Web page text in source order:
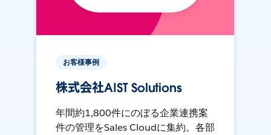
お客様事例
株式会社AIST Solutions
年間約1,800件にのぼる企業連携案
件の管理をSales Cloudに集約。各部